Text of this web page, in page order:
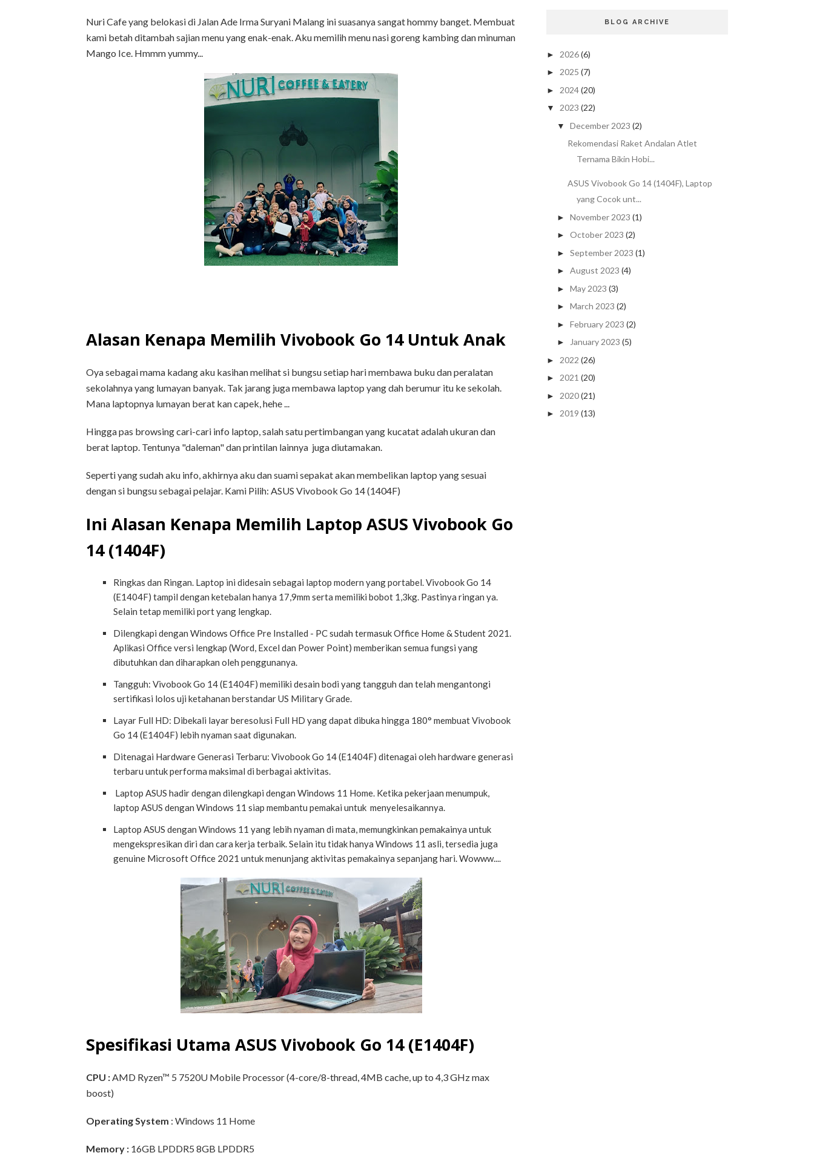
Nuri Cafe yang belokasi di Jalan Ade Irma Suryani Malang ini suasanya sangat hommy banget. Membuat
kami betah ditambah sajian menu yang enak-enak. Aku memilih menu nasi goreng kambing dan minuman
Mango Ice. Hmmm yummy...
Alasan Kenapa Memilih Vivobook Go 14 Untuk Anak
Oya sebagai mama kadang aku kasihan melihat si bungsu setiap hari membawa buku dan peralatan
sekolahnya yang lumayan banyak. Tak jarang juga membawa laptop yang dah berumur itu ke sekolah.
Mana laptopnya lumayan berat kan capek, hehe ...
Hingga pas browsing cari-cari info laptop, salah satu pertimbangan yang kucatat adalah ukuran dan
berat laptop. Tentunya "daleman" dan printilan lainnya juga diutamakan.
Seperti yang sudah aku info, akhirnya aku dan suami sepakat akan membelikan laptop yang sesuai
dengan si bungsu sebagai pelajar. Kami Pilih: ASUS Vivobook Go 14 (1404F)
Ini Alasan Kenapa Memilih Laptop ASUS Vivobook Go
14 (1404F)
Ringkas dan Ringan. Laptop ini didesain sebagai laptop modern yang portabel. Vivobook Go 14
(E1404F) tampil dengan ketebalan hanya 17,9mm serta memiliki bobot 1,3kg. Pastinya ringan ya.
Selain tetap memiliki port yang lengkap.
Dilengkapi dengan Windows Office Pre Installed - PC sudah termasuk Office Home & Student 2021.
Aplikasi Office versi lengkap (Word, Excel dan Power Point) memberikan semua fungsi yang
dibutuhkan dan diharapkan oleh penggunanya.
Tangguh: Vivobook Go 14 (E1404F) memiliki desain bodi yang tangguh dan telah mengantongi
sertifikasi lolos uji ketahanan berstandar US Military Grade.
Layar Full HD: Dibekali layar beresolusi Full HD yang dapat dibuka hingga 180° membuat Vivobook
Go 14 (E1404F) lebih nyaman saat digunakan.
Ditenagai Hardware Generasi Terbaru: Vivobook Go 14 (E1404F) ditenagai oleh hardware generasi
terbaru untuk performa maksimal di berbagai aktivitas.
Laptop ASUS hadir dengan dilengkapi dengan Windows 11 Home. Ketika pekerjaan menumpuk,
laptop ASUS dengan Windows 11 siap membantu pemakai untuk menyelesaikannya.
Laptop ASUS dengan Windows 11 yang lebih nyaman di mata, memungkinkan pemakainya untuk
mengekspresikan diri dan cara kerja terbaik. Selain itu tidak hanya Windows 11 asli, tersedia juga
genuine Microsoft Office 2021 untuk menunjang aktivitas pemakainya sepanjang hari. Wowww....
Spesifikasi Utama ASUS Vivobook Go 14 (E1404F)
CPU :AMD Ryzen™ 5 7520U Mobile Processor (4-core/8-thread, 4MB cache, up to 4,3 GHz max
boost)
Operating System : Windows 11 Home
Memory : 16GB LPDDR5 8GB LPDDR5
BLOG ARCHIVE
► 2026(6)
► 2025 (7)
► 2024(20)
▼ 2023 (22)
▼ December 2023 (2)
Rekomendasi Raket Andalan Atlet
Ternama Bikin Hobi...
ASUS Vivobook Go 14 (1404F), Laptop
yang Cocok unt...
► November 2023 (1)
► October 2023 (2)
► September 2023 (1)
► August 2023 (4)
► May 2023 (3)
► March 2023 (2)
► February 2023 (2)
► January 2023 (5)
► 2022 (26)
► 2021 (20)
► 2020(21)
► 2019 (13)